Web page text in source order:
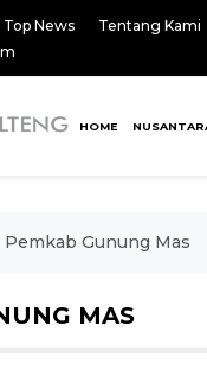
Top News
Tentang Kami
HOME
Pemkab Gunung Mas
MAS